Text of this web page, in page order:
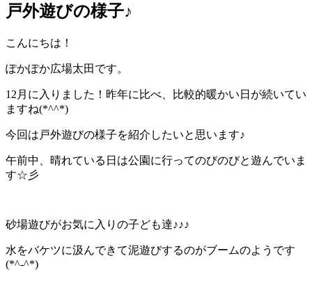
戸外遊びの様子♪
こんにちは！
ぽかぽか広場太田です。
12月に入りました！昨年に比べ、比較的暖かい日が続いてい
ますね(*^^*)
今回は戸外遊びの様子を紹介したいと思います♪
午前中、晴れている日は公園に行ってのびのびと遊んでいま
す☆彡
砂場遊びがお気に入りの子ども達♪♪♪
水をバケツに汲んできて泥遊びするのがブームのようです
(*^-^*)